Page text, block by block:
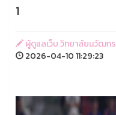
1
ผู้ดูแลเว็บ วิทยาลัยนวัฒก
2026-04-10 11:29:23